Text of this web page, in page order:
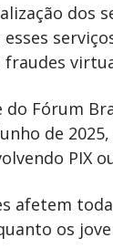
dos
esses
Fórum
de
PIX
afetem
os